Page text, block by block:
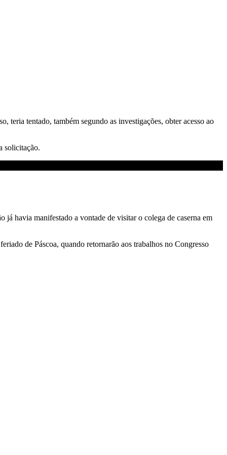
teria tentado, também segundo as investigações, obter acesso ao
solicitação.
já havia manifestado a vontade de visitar o colega de caserna em
de Páscoa, quando retornarão aos trabalhos no Congresso